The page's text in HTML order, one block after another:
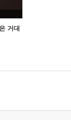
거대